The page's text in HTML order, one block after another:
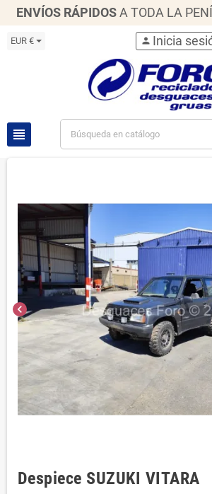
ENVÍOS RÁPIDOS A TODA LA
EUR €
view_headline
person Inicia
chevron_left
Despiece SUZUKI VITARA